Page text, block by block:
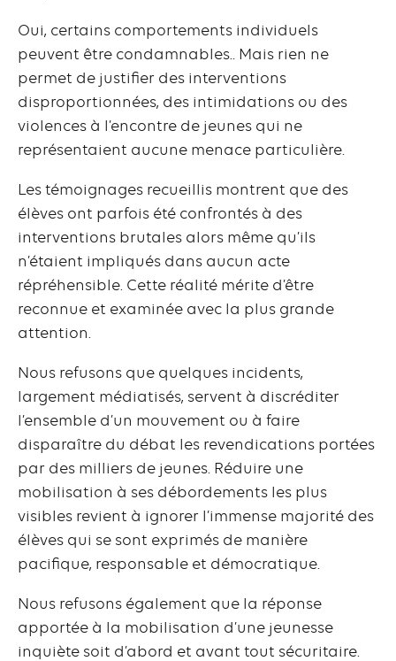
Oui, certains comportements individuels
peuvent être condamnables.. Mais rien ne
permet de justifier des interventions
disproportionnées, des intimidations ou des
violences à l’encontre de jeunes qui ne
représentaient aucune menace particulière.
Les témoignages recueillis montrent que des
élèves ont parfois été confrontés à des
interventions brutales alors même qu’ils
n’étaient impliqués dans aucun acte
répréhensible. Cette réalité mérite d’être
reconnue et examinée avec la plus grande
attention.
Nous refusons que quelques incidents,
largement médiatisés, servent à discréditer
l’ensemble d’un mouvement ou à faire
disparaître du débat les revendications portées
par des milliers de jeunes. Réduire une
mobilisation à ses débordements les plus
visibles revient à ignorer l’immense majorité des
élèves qui se sont exprimés de manière
pacifique, responsable et démocratique.
Nous refusons également que la réponse
apportée à la mobilisation d’une jeunesse
inquiète soit d’abord et avant tout sécuritaire.